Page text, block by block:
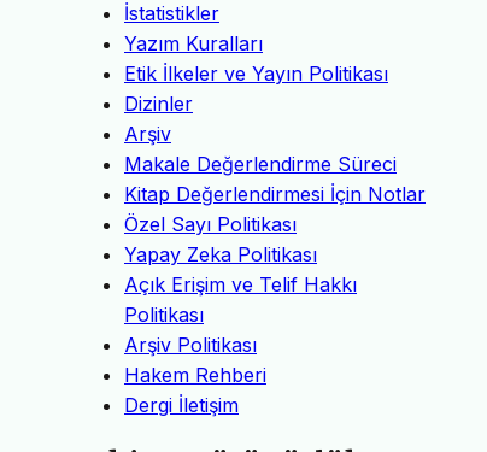
İstatistikler
Yazım Kuralları
Etik İlkeler ve Yayın Politikası
Dizinler
Arşiv
Makale Değerlendirme Süreci
Kitap Değerlendirmesi İçin Notlar
Özel Sayı Politikası
Yapay Zeka Politikası
Açık Erişim ve Telif Hakkı
Politikası
Arşiv Politikası
Hakem Rehberi
Dergi İletişim